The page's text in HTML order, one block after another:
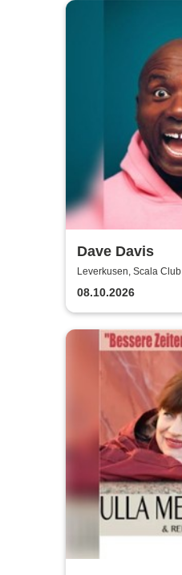
Dave Davis
Leverkusen, Scala Club
08.10.2026